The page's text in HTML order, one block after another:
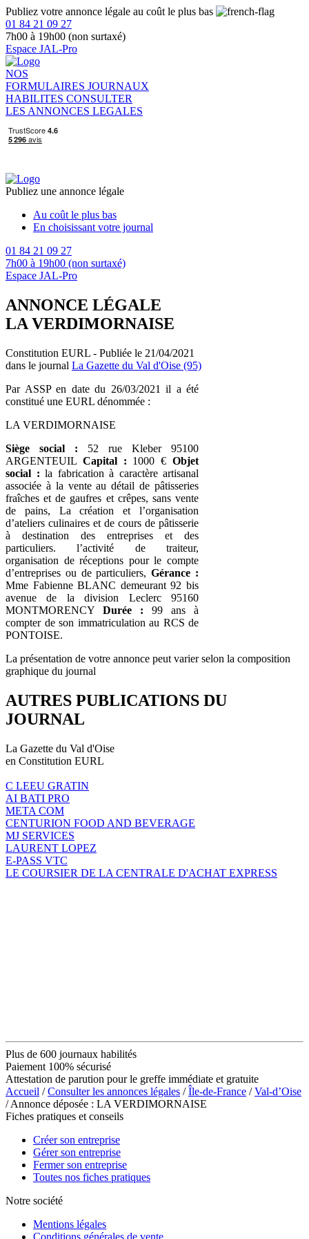
Publiez votre annonce légale au coût le plus bas
01 84 21 09 27
7h00 à 19h00 (non surtaxé)
Espace JAL-Pro
NOS
FORMULAIRES JOURNAUX
HABILITES CONSULTER
LES ANNONCES LEGALES
Publiez une annonce légale
Au coût le plus bas
En choisissant votre journal
01 84 21 09 27
7h00 à 19h00 (non surtaxé)
Espace JAL-Pro
ANNONCE LÉGALE
LA VERDIMORNAISE
Constitution EURL - Publiée le 21/04/2021
dans le journal La Gazette du Val d'Oise (95)
Par ASSP en date du 26/03/2021 il a été
constitué une EURL dénommée :
LA VERDIMORNAISE
Siège social : 52 rue Kleber 95100
ARGENTEUIL Capital : 1000 €Objet
social : la fabrication à caractère artisanal
associée à la vente au détail de pâtisseries
fraîches et de gaufres et crêpes, sans vente
de pains, La création et l’organisation
d’ateliers culinaires et de cours de pâtisserie
à destination des entreprises et des
particuliers. l’activité de traiteur,
organisation de réceptions pour le compte
d’entreprises ou de particuliers,Gérance :
Mme Fabienne BLANC demeurant 92 bis
avenue de la division Leclerc 95160
MONTMORENCY Durée : 99 ans à
compter de son immatriculation au RCS de
PONTOISE.
La présentation de votre annonce peut varier selon la composition
graphique du journal
AUTRES PUBLICATIONS DU
JOURNAL
La Gazette du Val d'Oise
en Constitution EURL
C LEEU GRATIN
AI BATI PRO
META COM
CENTURION FOOD AND BEVERAGE
MJ SERVICES
LAURENT LOPEZ
E-PASS VTC
LE COURSIER DE LA CENTRALE D'ACHAT EXPRESS
Plus de 600 journaux habilités
Paiement 100% sécurisé
Attestation de parution pour le greffe immédiate et gratuite
Accueil /Consulter les annonces légales /Île-de-France /Val-d’Oise
/ Annonce déposée : LA VERDIMORNAISE
Fiches pratiques et conseils
Créer son entreprise
Gérer son entreprise
Fermer son entreprise
Toutes nos fiches pratiques
Notre société
Mentions légales
Conditions générales de vente